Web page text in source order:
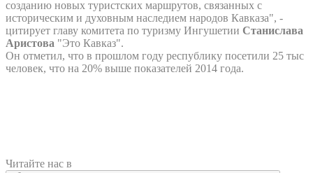
созданию новых туристских маршрутов, связанных с
историческим и духовным наследием народов Кавказа", -
цитирует главу комитета по туризму Ингушетии Станислава
Аристова "Это Кавказ".
Он отметил, что в прошлом году республику посетили 25 тыс
человек, что на 20% выше показателей 2014 года.
Читайте нас в